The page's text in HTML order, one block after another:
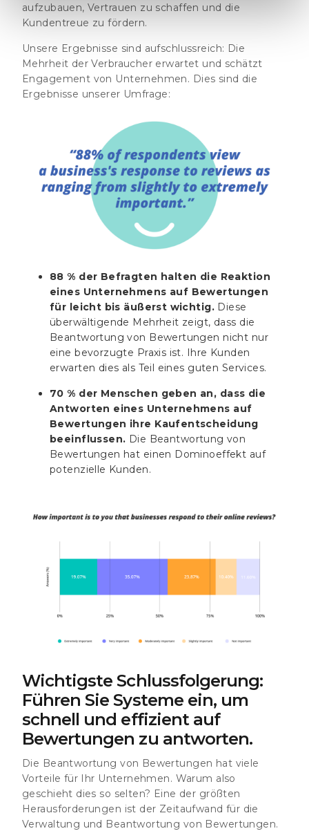
aufzubauen, Vertrauen zu schaffen und die
Kundentreue zu fördern.
Unsere Ergebnisse sind aufschlussreich: Die
Mehrheit der Verbraucher erwartet und schätzt
Engagement von Unternehmen. Dies sind die
Ergebnisse unserer Umfrage:
88 % der Befragten halten die Reaktion
eines Unternehmens auf Bewertungen
für leicht bis äußerst wichtig. Diese
überwältigende Mehrheit zeigt, dass die
Beantwortung von Bewertungen nicht nur
eine bevorzugte Praxis ist. Ihre Kunden
erwarten dies als Teil eines guten Services.
70 % der Menschen geben an, dass die
Antworten eines Unternehmens auf
Bewertungen ihre Kaufentscheidung
beeinflussen. Die Beantwortung von
Bewertungen hat einen Dominoeffekt auf
potenzielle Kunden.
Wichtigste Schlussfolgerung:
Führen Sie Systeme ein, um
schnell und effizient auf
Bewertungen zu antworten.
Die Beantwortung von Bewertungen hat viele
Vorteile für Ihr Unternehmen. Warum also
geschieht dies so selten? Eine der größten
Herausforderungen ist der Zeitaufwand für die
Verwaltung und Beantwortung von Bewertungen.